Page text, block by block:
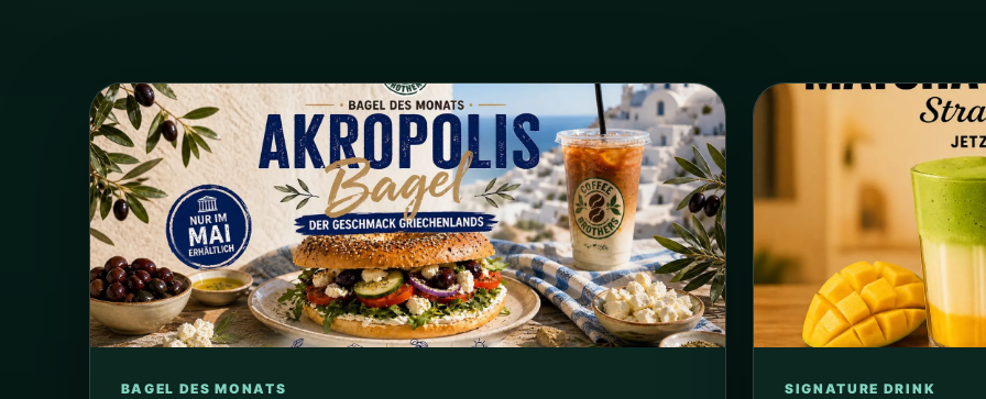
BAGEL DES MONATS SIGNATURE DRINK